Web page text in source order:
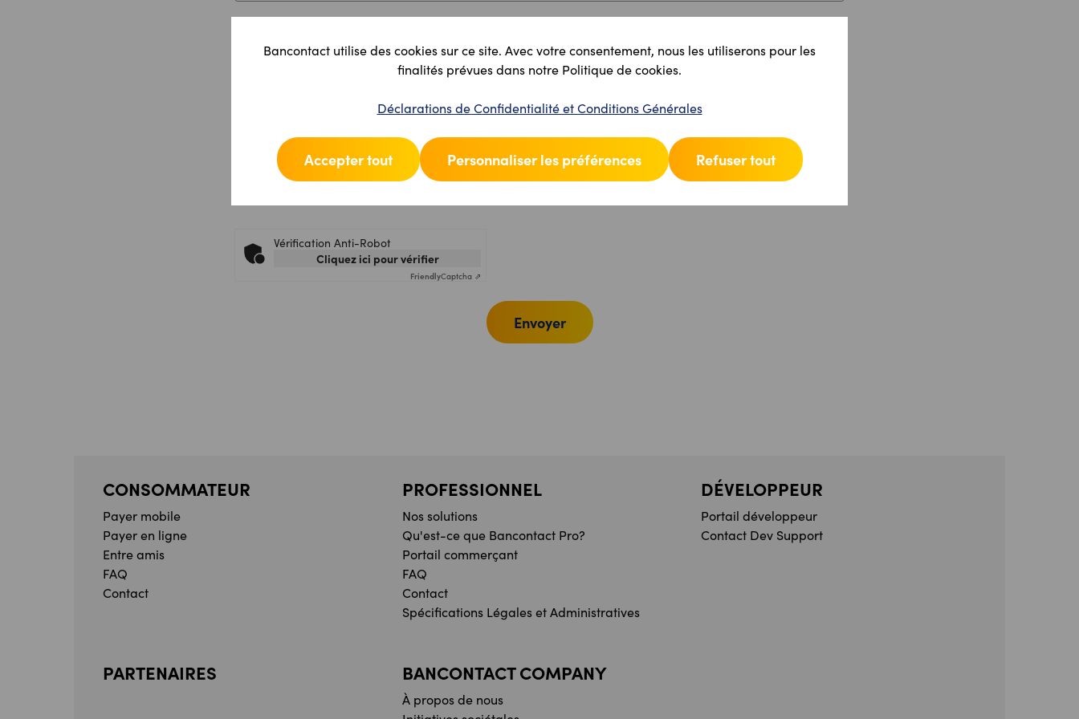
Bancontact utilise des cookies sur ce site. Avec votre consentement, nous les utiliserons pour les
finalités prévues dans notre Politique de cookies.
Déclarations de Confidentialité et Conditions Générales
Accepter tout Personnaliser les préférences Refuser tout
Vérification Anti-Robot
Cliquez ici pour vérifier
FriendlyCaptcha ⇗
Envoyer
CONSOMMATEUR
Payer mobile
Payer en ligne
Entre amis
FAQ
Contact
PROFESSIONNEL
Nos solutions
Qu'est-ce que Bancontact Pro?
Portail commerçant
FAQ
Contact
Spécifications Légales et Administratives
DÉVELOPPEUR
Portail développeur
Contact Dev Support
PARTENAIRES BANCONTACT COMPANY
À propos de nous